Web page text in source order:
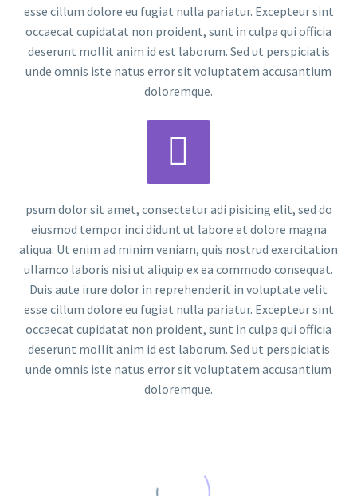
esse cillum dolore eu fugiat nulla pariatur. Excepteur sint
occaecat cupidatat non proident, sunt in culpa qui officia
deserunt mollit anim id est laborum. Sed ut perspiciatis
unde omnis iste natus error sit voluptatem accusantium
doloremque.


psum dolor sit amet, consectetur adi pisicing elit, sed do
eiusmod tempor inci didunt ut labore et dolore magna
aliqua. Ut enim ad minim veniam, quis nostrud exercitation
ullamco laboris nisi ut aliquip ex ea commodo consequat.
Duis aute irure dolor in reprehenderit in voluptate velit
esse cillum dolore eu fugiat nulla pariatur. Excepteur sint
occaecat cupidatat non proident, sunt in culpa qui officia
deserunt mollit anim id est laborum. Sed ut perspiciatis
unde omnis iste natus error sit voluptatem accusantium
doloremque.